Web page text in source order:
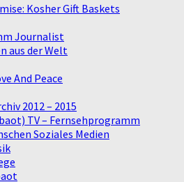
Kosher Gift Baskets
Journalist
aus der Welt
And Peace
2012 – 2015
TV – Fernsehprogramm
Soziales Medien